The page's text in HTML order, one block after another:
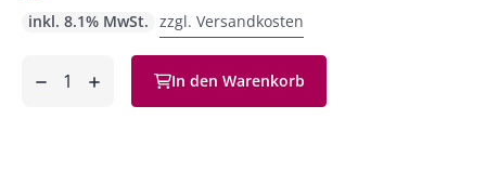
inkl. 8.1% MwSt. zzgl. Versandkosten
In den Warenkorb